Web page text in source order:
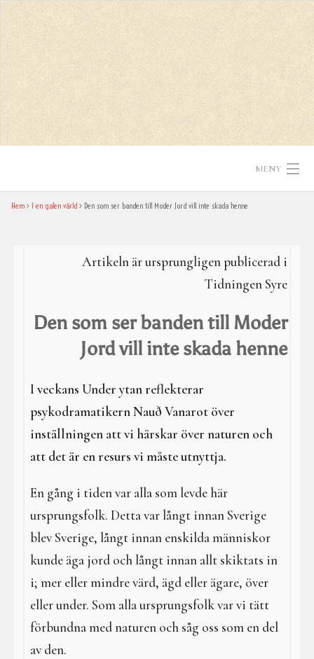
MENY
Hem
I en galen värld
Aktiviteter
Resa i verkligheterna
Hem I en galen värld Den som ser banden till Moder Jord vill inte skada henne
Artikeln är ursprungligen publicerad i
Tidningen Syre
Den som ser banden till Moder
Jord vill inte skada henne
I veckans Under ytan reflekterar
psykodramatikern Nauð Vanarot över
inställningen att vi härskar över naturen och
att det är en resurs vi måste utnyttja.
En gång i tiden var alla som levde här
ursprungsfolk. Detta var långt innan Sverige
blev Sverige, långt innan enskilda människor
kunde äga jord och långt innan allt skiktats in
i; mer eller mindre värd, ägd eller ägare, över
eller under. Som alla ursprungsfolk var vi tätt
förbundna med naturen och såg oss som en del
av den.